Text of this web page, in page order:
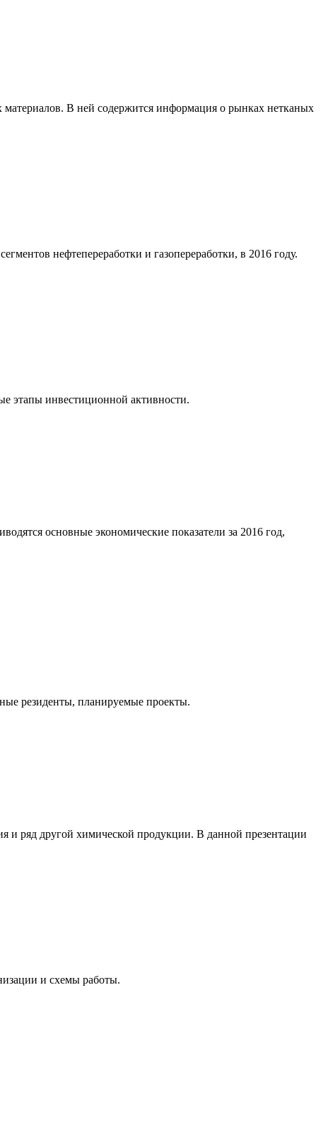
В ней содержится информация о рынках нетканых
нефтепереработки и газопереработки, в 2016 году.
этапы инвестиционной активности.
основные экономические показатели за 2016 год,
резиденты, планируемые проекты.
и ряд другой химической продукции. В данной презентации
и схемы работы.